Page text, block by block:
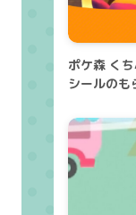
ポケ森 く
シールのも